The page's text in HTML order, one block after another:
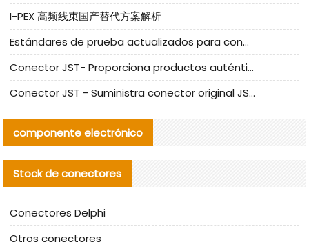
I-PEX 高频线束国产替代方案解析
Estándares de prueba actualizados para conectores nacionales bajo la referencia de CLIFF
Conector JST- Proporciona productos auténticos y alternativos del conector JST NSHR-02V-S
Conector JST - Suministra conector original JST GHR-09V-S | productos alternativos
componente electrónico
Stock de conectores
Conectores Delphi
Otros conectores